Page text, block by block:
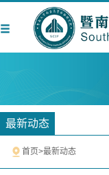
最新动态
首页>最新动态